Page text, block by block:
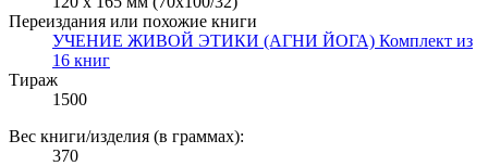
Переиздания или похожие книги
УЧЕНИЕ ЖИВОЙ ЭТИКИ (АГНИ ЙОГА) Комплект из
16 книг
Тираж
1500
Вес книги/изделия (в граммах):
370